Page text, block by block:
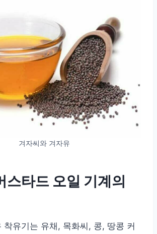
겨자씨와 겨자유
스타드 오일 기계의
착유기는 유채, 목화씨, 콩, 땅콩 커